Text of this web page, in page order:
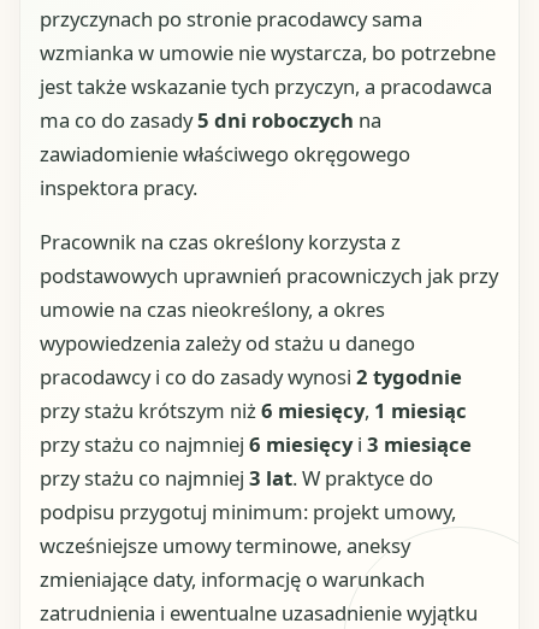
przyczynach po stronie pracodawcy sama
wzmianka w umowie nie wystarcza, bo potrzebne
jest także wskazanie tych przyczyn, a pracodawca
ma co do zasady5 dni roboczych na
zawiadomienie właściwego okręgowego
inspektora pracy.
Pracownik na czas określony korzysta z
podstawowych uprawnień pracowniczych jak przy
umowie na czas nieokreślony, a okres
wypowiedzenia zależy od stażu u danego
pracodawcy i co do zasady wynosi 2 tygodnie
przy stażu krótszym niż6 miesięcy, 1 miesiąc
przy stażu co najmniej 6 miesięcyi 3 miesiące
przy stażu co najmniej 3 lat. W praktyce do
podpisu przygotuj minimum: projekt umowy,
wcześniejsze umowy terminowe, aneksy
zmieniające daty, informację o warunkach
zatrudnienia i ewentualne uzasadnienie wyjątku